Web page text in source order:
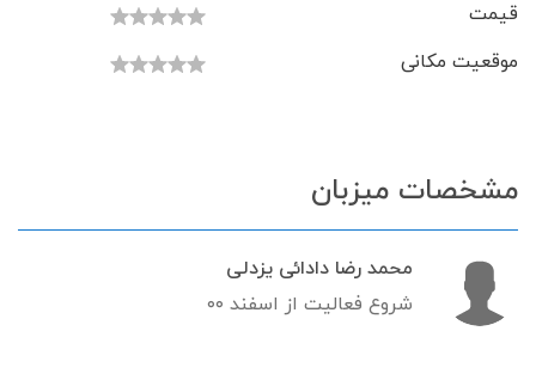
قیمت
موقعیت مکانی
مشخصات میزبان
محمد رضا دادائی یزدلی
شروع فعالیت از اسفند ۰۰